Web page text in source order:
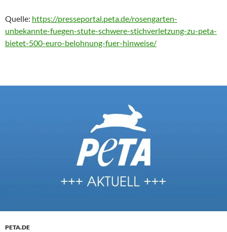
Quelle: https://presseportal.peta.de/rosengarten-
unbekannte-fuegen-stute-schwere-stichverletzung-zu-peta-
bietet-500-euro-belohnung-fuer-hinweise/
PETA.DE